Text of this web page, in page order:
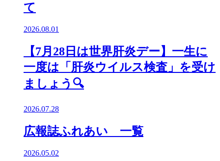
て
2026.08.01
【7月28日は世界肝炎デー】一生に
一度は「肝炎ウイルス検査」を受け
ましょう🔍️
2026.07.28
広報誌ふれあい 一覧
2026.05.02